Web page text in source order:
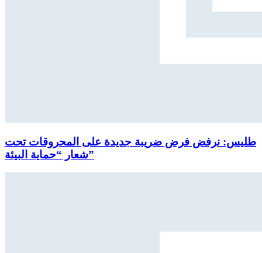
طليس: نرفض فرض ضريبة جديدة على المحروقات تحت
شعار “حماية البيئة”